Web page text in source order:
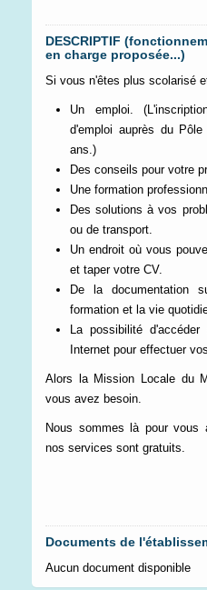
DESCRIPTIF
en charge proposée...)
Si vous n'êtes plus scolarisé
Un emploi.
d'emploi auprès du
ans.)
Des conseils pour votre
Une formation
Des solutions à vos
ou de transport.
Un endroit où vous
et taper votre CV.
De la documentation
formation et la vie
La possibilité
Internet pour effectuer
Alors la Mission Locale du
vous avez besoin.
Nous sommes là pour vous
nos services sont gratuits.
Documents de
Aucun document disponible